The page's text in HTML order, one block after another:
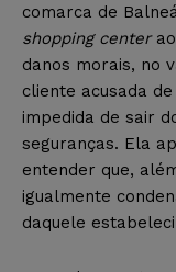
comarca de
shopping centerao
danos morais, no
cliente acusada
impedida de sair
seguranças. Ela
entender que,
igualmente
daquele